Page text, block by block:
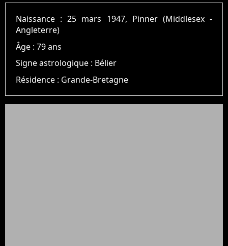
Naissance :25 mars 1947, Pinner (Middlesex -
Angleterre)
Âge :79 ans
Signe astrologique : Bélier
Résidence : Grande-Bretagne